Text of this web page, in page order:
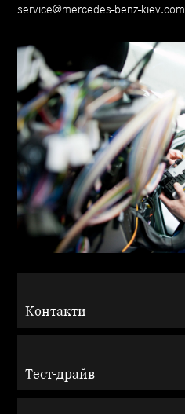
service@mercedes-benz-kiev.com
Контакти
Тест-драйв